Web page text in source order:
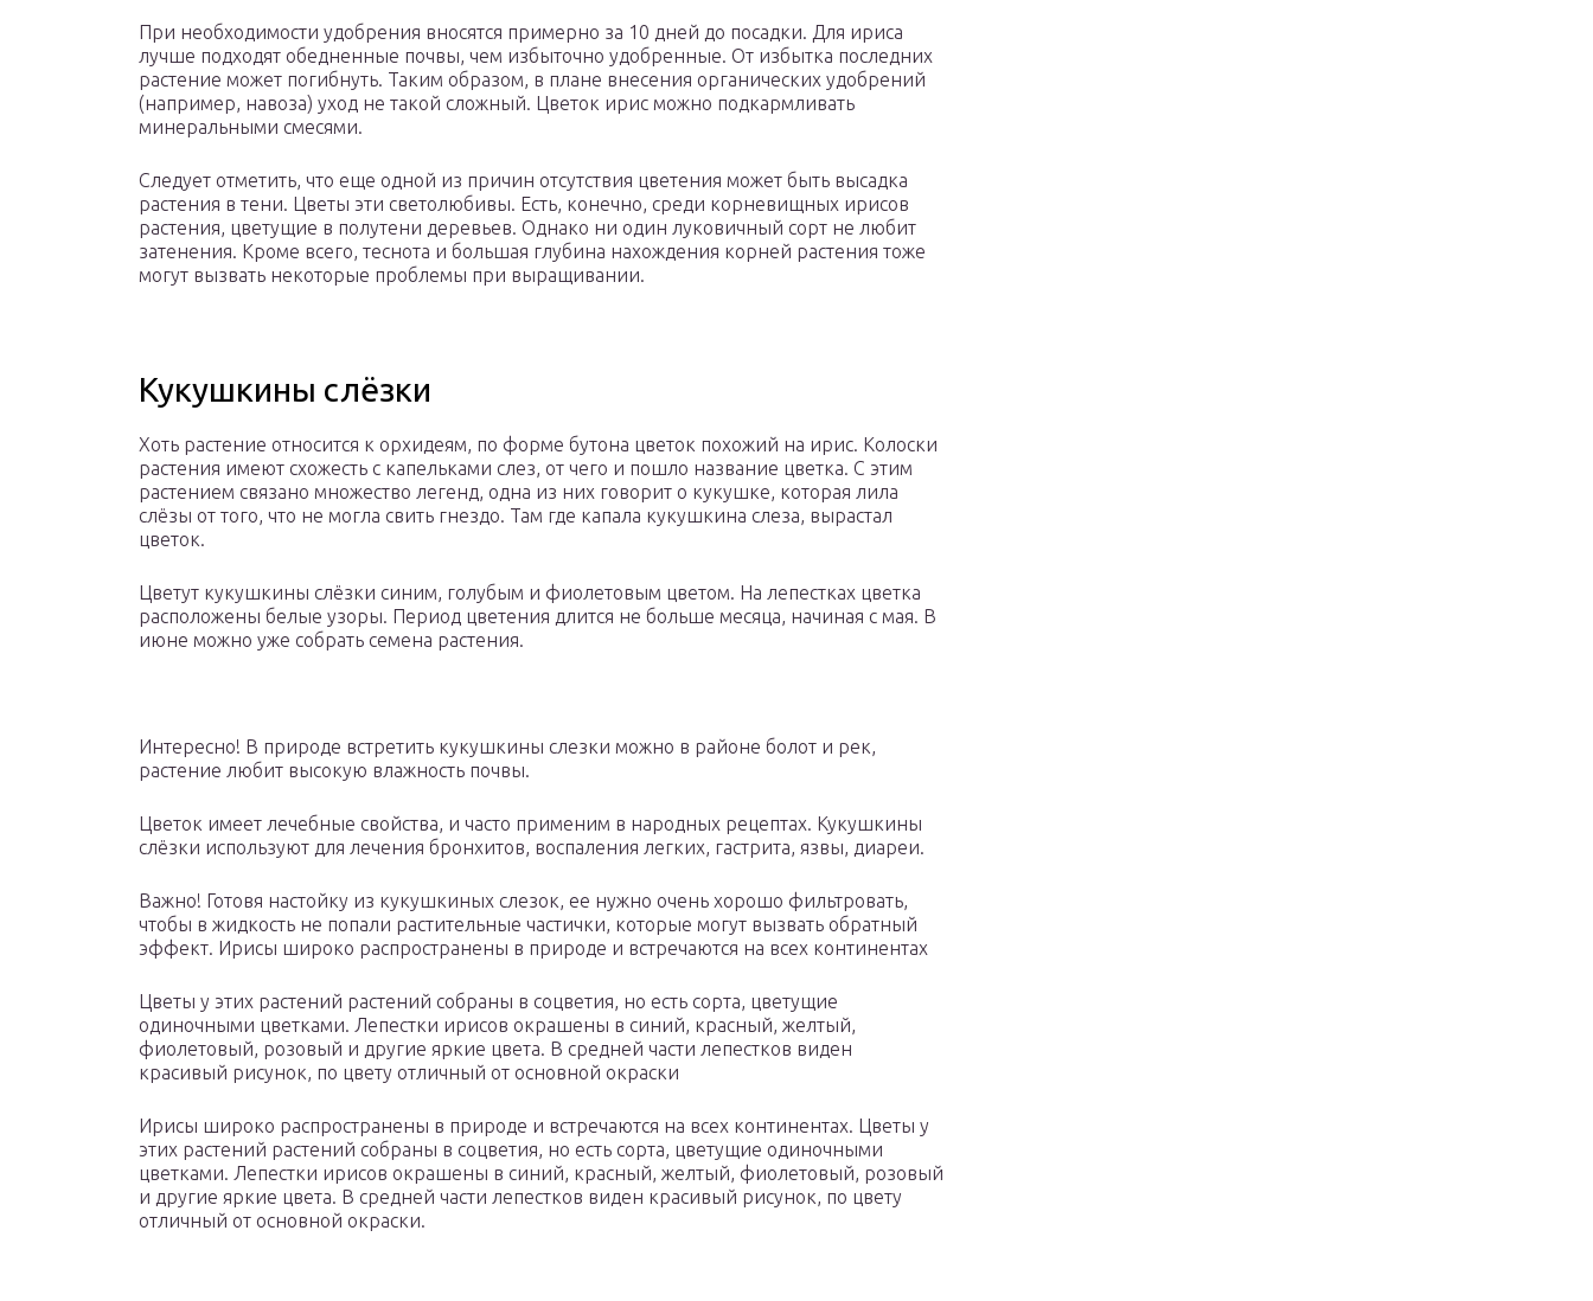
При необходимости удобрения вносятся примерно за 10 дней до посадки. Для ириса
лучше подходят обедненные почвы, чем избыточно удобренные. От избытка последних
растение может погибнуть. Таким образом, в плане внесения органических удобрений
(например, навоза) уход не такой сложный. Цветок ирис можно подкармливать
минеральными смесями.
Следует отметить, что еще одной из причин отсутствия цветения может быть высадка
растения в тени. Цветы эти светолюбивы. Есть, конечно, среди корневищных ирисов
растения, цветущие в полутени деревьев. Однако ни один луковичный сорт не любит
затенения. Кроме всего, теснота и большая глубина нахождения корней растения тоже
могут вызвать некоторые проблемы при выращивании.
Кукушкины слёзки
Хоть растение относится к орхидеям, по форме бутона цветок похожий на ирис. Колоски
растения имеют схожесть с капельками слез, от чего и пошло название цветка. С этим
растением связано множество легенд, одна из них говорит о кукушке, которая лила
слёзы от того, что не могла свить гнездо. Там где капала кукушкина слеза, вырастал
цветок.
Цветут кукушкины слёзки синим, голубым и фиолетовым цветом. На лепестках цветка
расположены белые узоры. Период цветения длится не больше месяца, начиная с мая. В
июне можно уже собрать семена растения.
Интересно! В природе встретить кукушкины слезки можно в районе болот и рек,
растение любит высокую влажность почвы.
Цветок имеет лечебные свойства, и часто применим в народных рецептах. Кукушкины
слёзки используют для лечения бронхитов, воспаления легких, гастрита, язвы, диареи.
Важно! Готовя настойку из кукушкиных слезок, ее нужно очень хорошо фильтровать,
чтобы в жидкость не попали растительные частички, которые могут вызвать обратный
эффект. Ирисы широко распространены в природе и встречаются на всех континентах
Цветы у этих растений растений собраны в соцветия, но есть сорта, цветущие
одиночными цветками. Лепестки ирисов окрашены в синий, красный, желтый,
фиолетовый, розовый и другие яркие цвета. В средней части лепестков виден
красивый рисунок, по цвету отличный от основной окраски
Ирисы широко распространены в природе и встречаются на всех континентах. Цветы у
этих растений растений собраны в соцветия, но есть сорта, цветущие одиночными
цветками. Лепестки ирисов окрашены в синий, красный, желтый, фиолетовый, розовый
и другие яркие цвета. В средней части лепестков виден красивый рисунок, по цвету
отличный от основной окраски.